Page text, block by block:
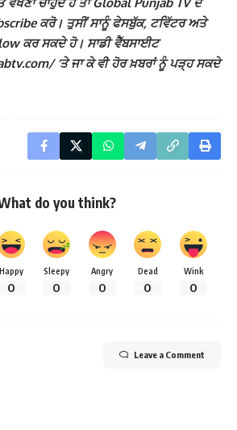
ਕਰੋ। ਤੁਸੀਂ ਸਾਨੂੰ ਫੇਸਬੁੱਕ, ਟਵਿੱਟਰ ਅਤੇ
ਕਰ ਸਕਦੇ ਹੋ। ਸਾਡੀ ਵੈੱਬਸਾਈਟ
‘ਤੇ ਜਾ ਕੇ ਵੀ ਹੋਰ ਖ਼ਬਰਾਂ ਨੂੰ ਪੜ੍ਹ ਸਕਦੇ
do you think?
Happy
0
Sleepy
0
Angry
0
Dead
0
Wink
0
Leave a Comment